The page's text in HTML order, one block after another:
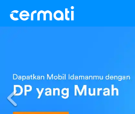
Previous